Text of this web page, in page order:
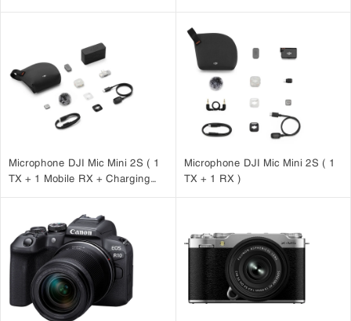
Microphone DJI Mic Mini 2S ( 1
TX + 1 Mobile RX + Charging
Microphone DJI Mic Mini 2S ( 1
TX + 1 RX )